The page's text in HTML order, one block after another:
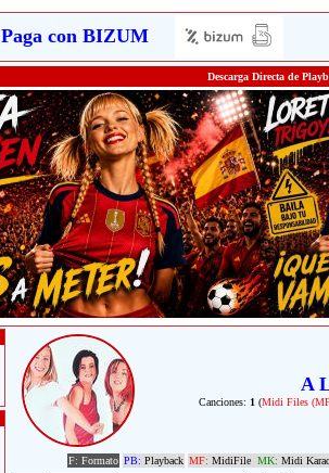
Paga con BIZUM
Descarga Directa de
A
Canciones: 1 (Midi Files
F: Formato PB: Playback MF: MidiFile MK: Midi